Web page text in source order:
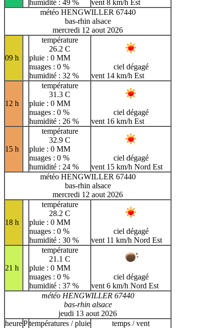
humidité : 49 %
vent 8 km/h Est
météo HENGWILLER 67440
bas-rhin alsace
mercredi 12 aout 2026
09 h
température
26.2 C
pluie : 0 MM
nuages : 0 %
humidité : 32 %
ciel dégagé
vent 14 km/h Est
12 h
température
31.3 C
pluie : 0 MM
nuages : 0 %
humidité : 26 %
ciel dégagé
vent 16 km/h Est
15 h
température
32.9 C
pluie : 0 MM
nuages : 0 %
humidité : 24 %
ciel dégagé
vent 15 km/h Nord Est
météo HENGWILLER 67440
bas-rhin alsace
mercredi 12 aout 2026
18 h
température
28.2 C
pluie : 0 MM
nuages : 0 %
humidité : 30 %
ciel dégagé
vent 11 km/h Nord Est
21 h
température
21.1 C
pluie : 0 MM
nuages : 0 %
humidité : 37 %
ciel dégagé
vent 6 km/h Nord Est
météo HENGWILLER 67440
bas-rhin alsace
jeudi 13 aout 2026
heurePtempératures / pluie temps / vent